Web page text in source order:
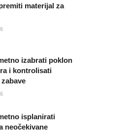
materijal za
izabrati poklon
i kontrolisati
isplanirati
neočekivane